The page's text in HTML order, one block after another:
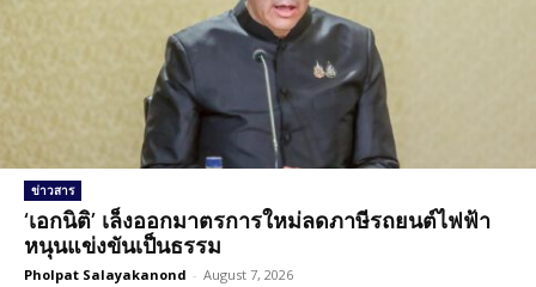
ข่าวสาร
‘เอกนิติ’ เล็งออกมาตรการใหม่ลดภาษีรถยนต์ไฟฟ้า
หนุนแข่งขันเป็นธรรม
Pholpat Salayakanond - August 7, 2026